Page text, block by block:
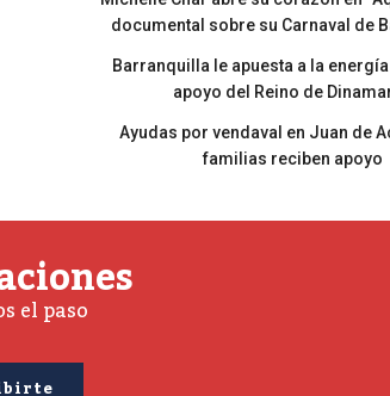
documental sobre su Carnaval de
Barranquilla le apuesta a la
apoyo del Reino de
Ayudas por vendaval en Juan de
familias reciben apoyo
el paso